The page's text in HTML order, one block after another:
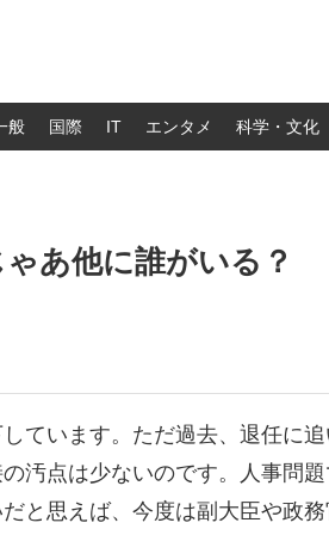
般 国際 IT エンタメ 科学・文化
あ他に誰がいる？
ています。ただ過去、退任に
汚点は少ないのです。人事問
と思えば、今度は副大臣や政務